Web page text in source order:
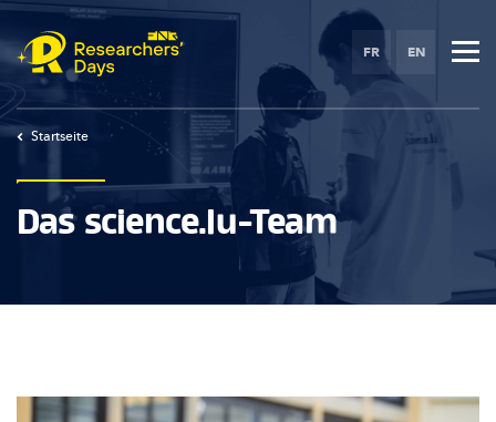
Skip
to
main
FR EN
Startseite
Das science.lu-Team